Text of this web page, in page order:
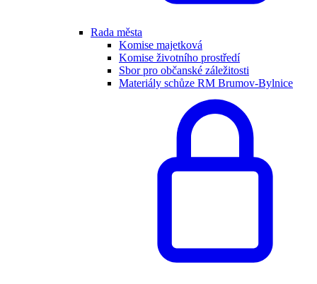
Rada města
Komise majetková
Komise životního prostředí
Sbor pro občanské záležitosti
Materiály schůze RM Brumov-Bylnice